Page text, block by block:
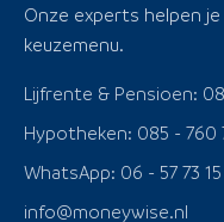
Onze experts helpen
keuzemenu.
Lijfrente & Pensioen:
Hypotheken: 085 - 760
WhatsApp: 06 - 57 73 15
info@moneywise.nl